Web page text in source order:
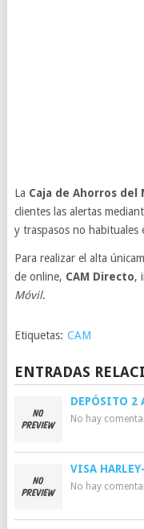
La Caja de Ahorros
clientes las alertas
y traspasos no habituales
Para realizar el alta
de online, CAM Directo,
Móvil.
Etiquetas: CAM
ENTRADAS
DEPÓSITO 2
No hay
VISA
No hay